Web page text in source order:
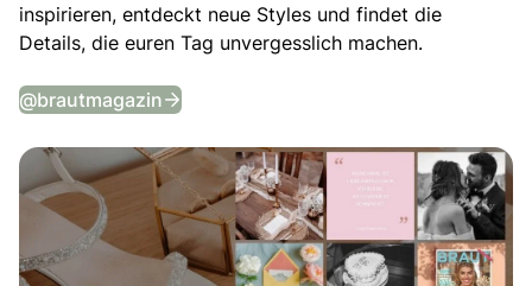
inspirieren, entdeckt neue Styles und findet die
Details, die euren Tag unvergesslich machen.
@brautmagazin Tägliche Wedding Vibes auf Instagram